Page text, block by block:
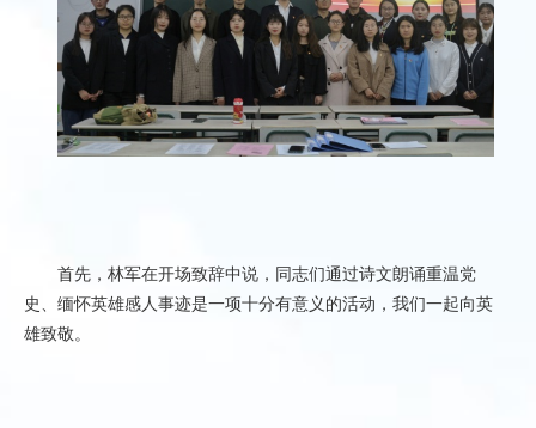
首先，林军在开场致辞中说，同志们通过诗文朗诵重温党
史、缅怀英雄感人事迹是一项十分有意义的活动，我们一起向英
雄致敬。